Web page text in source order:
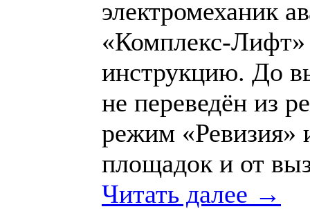
электромеханик
«Комплекс-
инструкцию. До
не переведён из
режим «Ревизия»
площадок и от
Читать далее →